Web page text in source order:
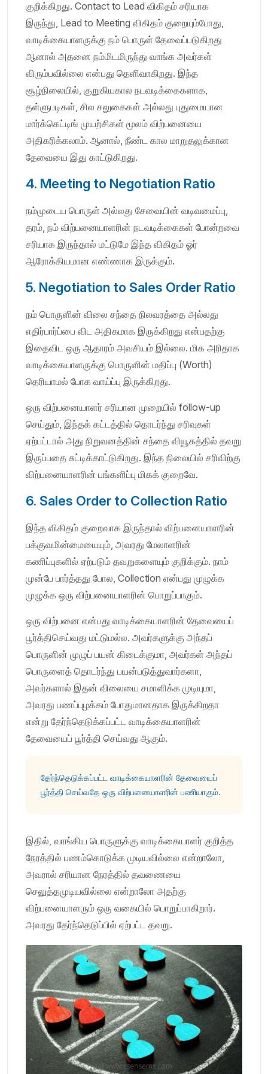
குறிக்கிறது. Contact to Lead விகிதம் சரியாக
இருந்து, Lead to Meeting விகிதம் குறையும்போது,
வாடிக்கையாளருக்கு நம் பொருள் தேவைப்படுகிறது
ஆனால் அதனை நம்மிடமிருந்து வாங்க அவர்கள்
விரும்பவில்லை என்பது தெளிவாகிறது. இந்த
சூழ்நிலையில், குறுகியகால நடவடிக்கைகளாக,
தள்ளுபடிகள், சில சலுகைகள் அல்லது புதுமையான
மார்க்கெட்டிங் முயற்சிகள் மூலம் விற்பனையை
அதிகரிக்கலாம். ஆனால், நீண்ட கால மாறுதலுக்கான
தேவையை இது காட்டுகிறது.
4. Meeting to Negotiation Ratio
நம்முடைய பொருள் அல்லது சேவையின் வடிவமைப்பு,
தரம், நம் விற்பனையாளரின் நடவடிக்கைகள் போன்றவை
சரியாக இருந்தால் மட்டுமே இந்த விகிதம் ஓர்
ஆரோக்கியமான எண்ணாக இருக்கும்.
5. Negotiation to Sales Order Ratio
நம் பொருளின் விலை சந்தை நிலவரத்தை அல்லது
எதிர்பார்ப்பை விட அதிகமாக இருக்கிறது என்பதற்கு
இதைவிட ஒரு ஆதாரம் அவசியம் இல்லை. மிக அரிதாக
வாடிக்கையாளருக்கு பொருளின் மதிப்பு (Worth)
தெரியாமல் போக வாய்ப்பு இருக்கிறது.
ஒரு விற்பனையாளர் சரியான முறையில் follow-up
செய்தும், இந்தக் கட்டத்தில் தொடர்ந்து சரிவுகள்
ஏற்பட்டால் அது நிறுவனத்தின் சந்தை வியூகத்தில் தவறு
இருப்பதை சுட்டிக்காட்டுகிறது. இந்த நிலையில் சரிவிற்கு
விற்பனையாளரின் பங்களிப்பு மிகக் குறைவே.
6. Sales Order to Collection Ratio
இந்த விகிதம் குறைவாக இருந்தால் விற்பனையாளரின்
பக்குவமின்மையையும், அவரது மேலாளரின்
கணிப்புகளில் ஏற்படும் தவறுகளையும் குறிக்கும். நாம்
முன்பே பார்த்தது போல, Collection என்பது முழுக்க
முழுக்க ஒரு விற்பனையாளரின் பொறுப்பாகும்.
ஒரு விற்பனை என்பது வாடிக்கையாளரின் தேவையைப்
பூர்த்திசெய்வது மட்டுமல்ல. அவர்களுக்கு அந்தப்
பொருளின் முழுப் பயன் கிடைக்குமா, அவர்கள் அந்தப்
பொருளைத் தொடர்ந்து பயன்படுத்துவார்களா,
அவர்களால் இதன் விலையை சமாளிக்க முடியுமா,
அவரது பணப்புழக்கம் போதுமானதாக இருக்கிறதா
என்று தேர்ந்தெடுக்கப்பட்ட வாடிக்கையாளரின்
தேவையைப் பூர்த்தி செய்வது ஆகும்.
தேர்ந்தெடுக்கப்பட்ட வாடிக்கையாளரின் தேவையைப்
பூர்த்தி செய்வதே ஒரு விற்பனையாளரின் பணியாகும்.
இதில், வாங்கிய பொருளுக்கு வாடிக்கையாளர் குறித்த
நேரத்தில் பணம்கொடுக்க முடியவில்லை என்றாலோ,
அவரால் சரியான நேரத்தில் தவணையை
செலுத்தமுடியவில்லை என்றாலோ அதற்கு
விற்பனையாளரும் ஒரு வகையில் பொறுப்பாகிறார்.
அவரது தேர்ந்தெடுப்பில் ஏற்பட்ட தவறு.